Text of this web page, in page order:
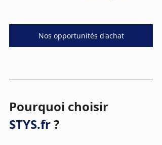
Nos opportunités d'achat
Pourquoi choisir
STYS.fr ?